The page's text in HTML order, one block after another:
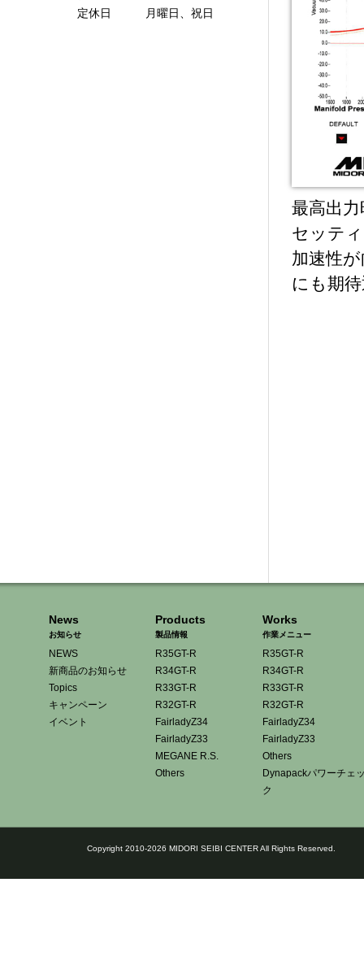
最高出
セッテ
加速性
にも期
定休日 月曜日、祝日
News
お知らせ
NEWS
新商品のお知らせ
Topics
キャンペーン
イベント
Products
製品情報
R35GT-R
R34GT-R
R33GT-R
R32GT-R
FairladyZ34
FairladyZ33
MEGANE R.S.
Others
Works
作業メニュー
R35GT-R
R34GT-R
R33GT-R
R32GT-R
FairladyZ34
FairladyZ33
Others
Dynapackパワーチェ
ク
Copyright 2010-2026 MIDORI SEIBI CENTER All Rights Reserved.